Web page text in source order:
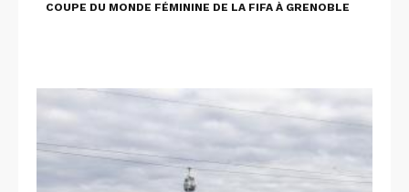
COUPE DU MONDE FÉMININE DE LA FIFA À GRENOBLE